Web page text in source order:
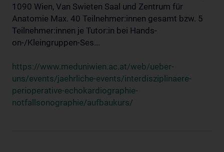
1090 Wien, Van Swieten Saal und Zentrum für
Anatomie Max. 40 Teilnehmer:innen gesamt bzw. 5
Teilnehmer:innen je Tutor:in bei Hands-
on-/Kleingruppen-Ses...
https://www.meduniwien.ac.at/web/ueber-
uns/events/jaehrliche-events/interdisziplinaere-
perioperative-echokardiographie-
notfallsonographie/aufbaukurs/